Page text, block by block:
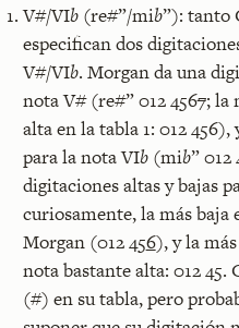
V#/VIb(re#”/mib”): tanto
especifican dos
V#/VIb. Morgan da una
nota V# (re#” 012 4567; la
alta en la tabla 1: 012
para la nota VIb(mib” 012
digitaciones altas y bajas
curiosamente, la más baja
Morgan (012 456), y la
nota bastante alta: 012 45.
(#) en su tabla, pero